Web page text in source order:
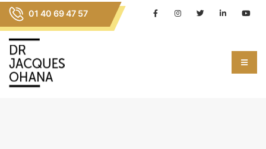
01 40 69 47 57